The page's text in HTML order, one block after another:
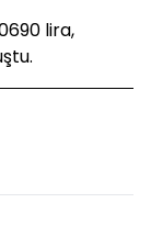
lira,